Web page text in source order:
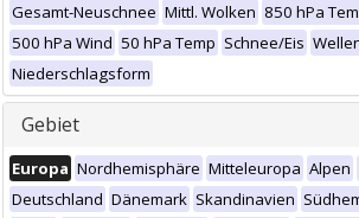
Gesamt-Neuschnee Mittl. Wolken 850 hPa
500 hPa Wind 50 hPa Temp Schnee/Eis
Niederschlagsform
Gebiet
Europa Nordhemisphäre Mitteleuropa Alpen
Deutschland Dänemark Skandinavien